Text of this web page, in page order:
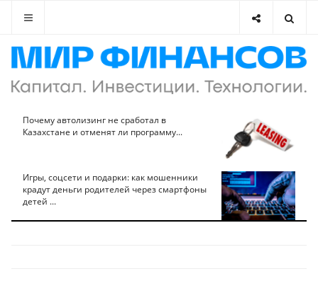
Почему автолизинг не сработал в
Казахстане и отменят ли программу...
Игры, соцсети и подарки: как мошенники
крадут деньги родителей через смартфоны
детей ...